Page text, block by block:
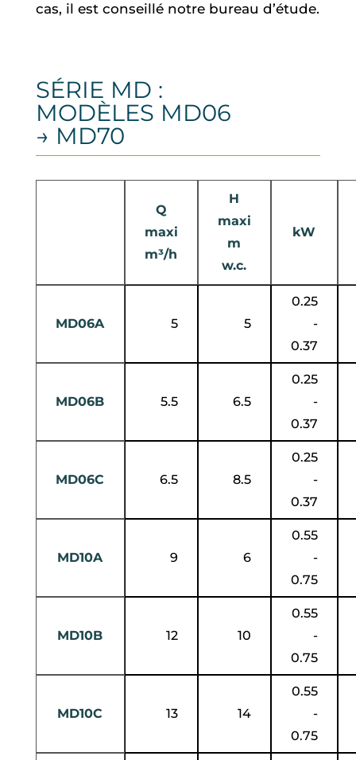
cas, il est conseillé notre bureau d’étude.
SÉRIE MD :
MODÈLES MD06
→ MD70
Q
maxi
m³/h
H
maxi
m
w.c.
kW
MD06A 5 5
0.25
-
0.37
MD06B 5.5 6.5
0.25
-
0.37
MD06C 6.5 8.5
0.25
-
0.37
MD10A 9 6
0.55
-
0.75
MD10B 12 10
0.55
-
0.75
MD10C 13 14
0.55
-
0.75